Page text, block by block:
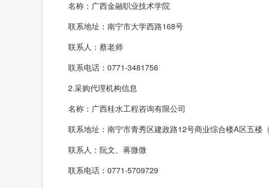
名称：广西金融职业技术学院
联系地址：南宁市大学西路168号
联系人：蔡老师
联系电话：0771-3481756
2.采购代理机构信息
名称：广西桂水工程咨询有限公司
联系地址：南宁市青秀区建政路12号商业综合楼A区五楼
联系人：阮文、蒋微微
联系电话：0771-5709729